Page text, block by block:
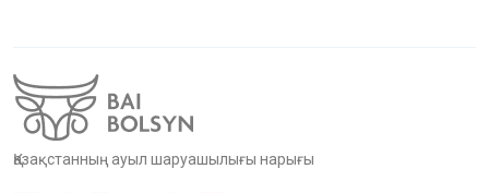
Қазақстанның ауыл шаруашылығы нарығы